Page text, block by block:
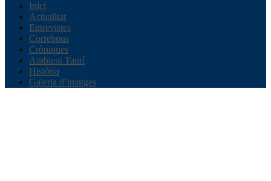
Inici
Actualitat
Entrevistes
Correbous
Cròniques
Ambient Taurí
Història
Galeria d’imatges